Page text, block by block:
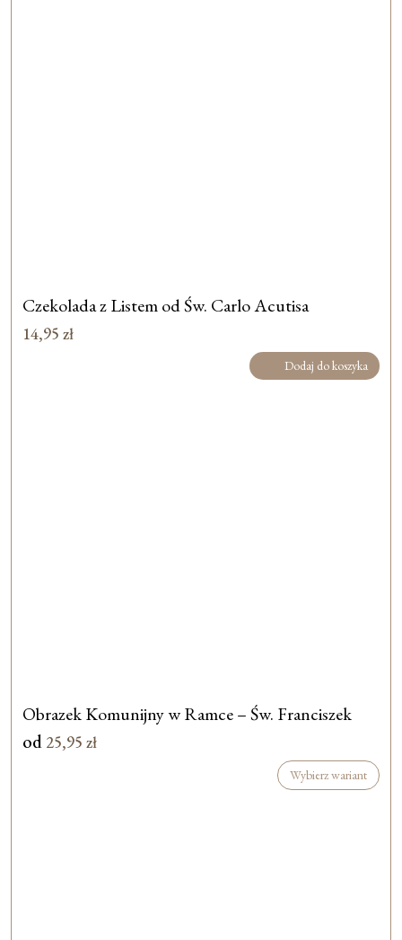
Czekolada z Listem od Św. Carlo Acutisa
14,95 zł
Dodaj do koszyka
Obrazek Komunijny w Ramce – Św. Franciszek
od 25,95 zł
Wybierz wariant